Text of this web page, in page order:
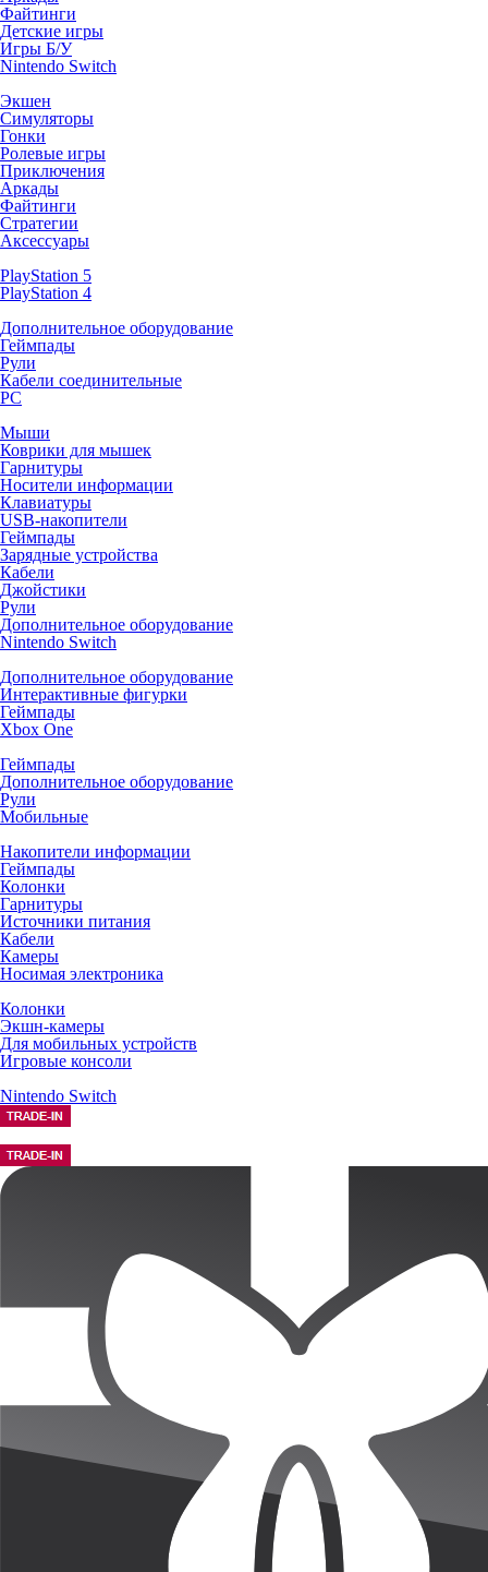
Файтинги
Детские игры
Игры Б/У
Nintendo Switch
Экшен
Симуляторы
Гонки
Ролевые игры
Приключения
Аркады
Файтинги
Стратегии
Аксессуары
PlayStation 5
PlayStation 4
Дополнительное оборудование
Геймпады
Рули
Кабели соединительные
PC
Мыши
Коврики для мышек
Гарнитуры
Носители информации
Клавиатуры
USB-накопители
Геймпады
Зарядные устройства
Кабели
Джойстики
Рули
Дополнительное оборудование
Nintendo Switch
Дополнительное оборудование
Интерактивные фигурки
Геймпады
Xbox One
Геймпады
Дополнительное оборудование
Рули
Мобильные
Накопители информации
Геймпады
Колонки
Гарнитуры
Источники питания
Кабели
Камеры
Носимая электроника
Колонки
Экшн-камеры
Для мобильных устройств
Игровые консоли
Nintendo Switch